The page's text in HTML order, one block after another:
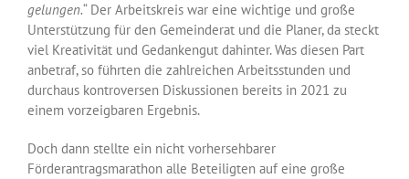
gelungen.“ Der Arbeitskreis war eine wichtige und große
Unterstützung für den Gemeinderat und die Planer, da steckt
viel Kreativität und Gedankengut dahinter. Was diesen Part
anbetraf, so führten die zahlreichen Arbeitsstunden und
durchaus kontroversen Diskussionen bereits in 2021 zu
einem vorzeigbaren Ergebnis.
Doch dann stellte ein nicht vorhersehbarer
Förderantragsmarathon alle Beteiligten auf eine große